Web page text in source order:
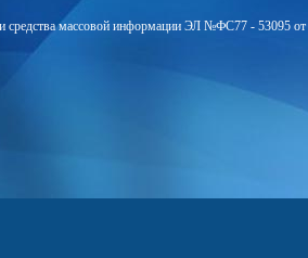
средства массовой информации ЭЛ №ФС77 - 53095